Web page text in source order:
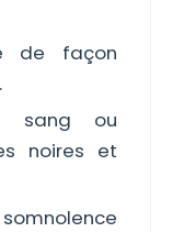
de façon
sang ou
noires et